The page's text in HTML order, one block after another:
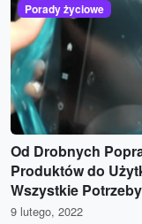
Porady życiowe
Od Drobnych
Produktów do
Wszystkie
9 lutego, 2022